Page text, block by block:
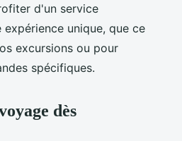
d'un service
unique, que ce
excursions ou pour
spécifiques.
dès